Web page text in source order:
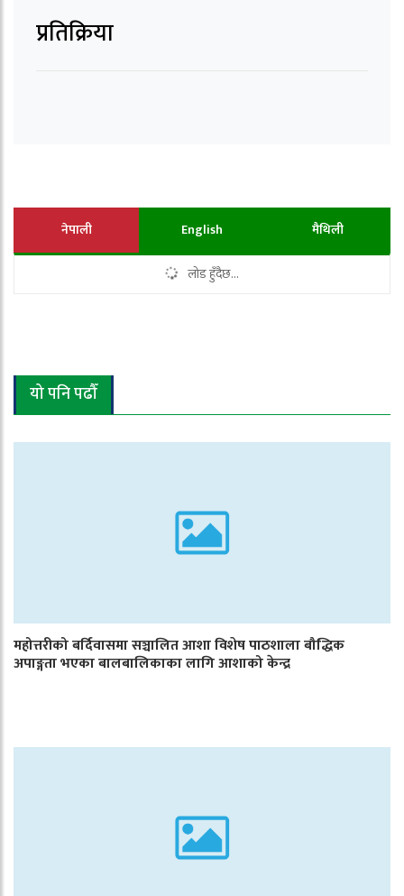
प्रतिक्रिया
नेपाली English मैथिली
लोड हुँदैछ...
यो पनि पढौँ
महोत्तरीको बर्दिवासमा सञ्चालित आशा विशेष पाठशाला बौद्धिक
अपाङ्गता भएका बालबालिकाका लागि आशाको केन्द्र